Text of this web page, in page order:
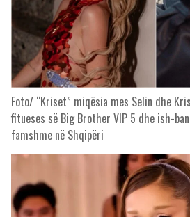
Foto/ “Kriset” miqësia mes Selin dhe
fitueses së Big Brother VIP 5 dhe ish-
famshme në Shqipëri